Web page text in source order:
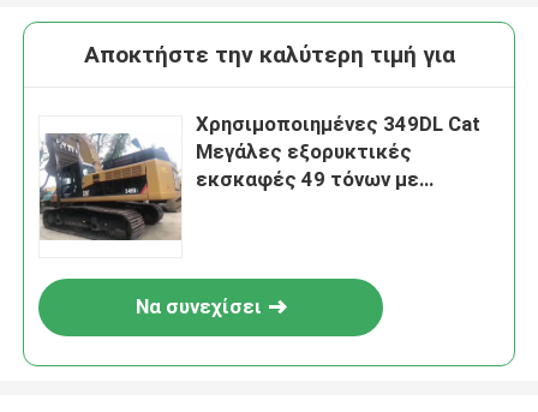
Αποκτήστε την καλύτερη τιμή για
Χρησιμοποιημένες 349DL Cat
Μεγάλες εξορυκτικές
εκσκαφές 49 τόνων με
Να συνεχίσει